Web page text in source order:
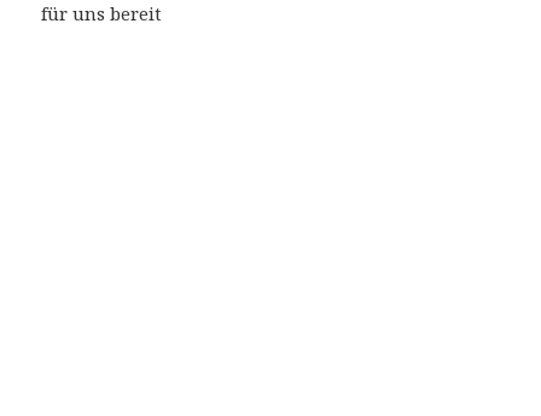
für uns bereit